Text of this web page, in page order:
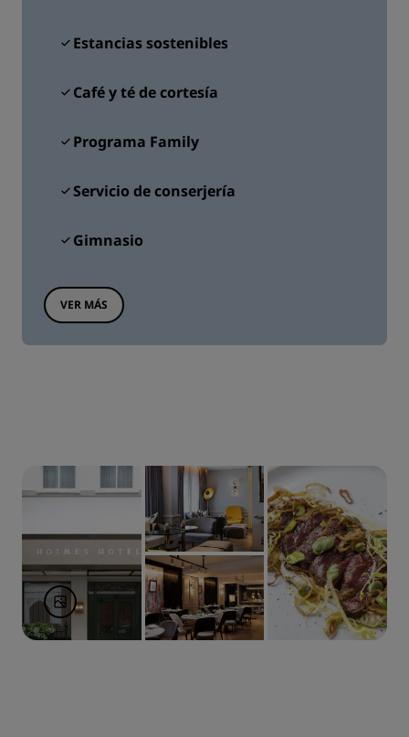
Estancias sostenibles
Café y té de cortesía
Programa Family
Servicio de conserjería
Gimnasio
VER MÁS